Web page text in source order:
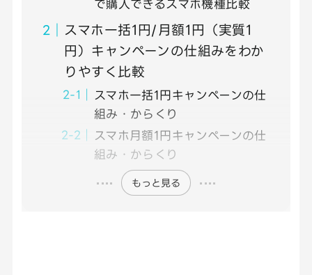
で購入できるスマホ機種比較
スマホ一括1円/月額1円（実質1
円）キャンペーンの仕組みをわか
りやすく比較
スマホ一括1円キャンペーンの仕
組み・からくり
スマホ月額1円キャンペーンの仕
組み・からくり
もっと見る